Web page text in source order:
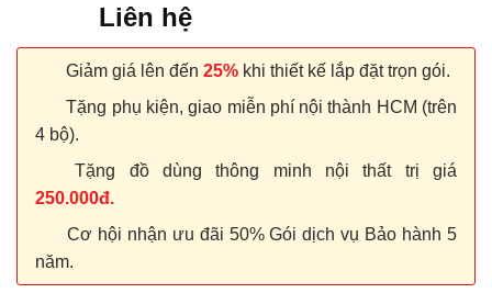
Liên hệ
Giảm giá lên đến 25% khi thiết kế lắp đặt trọn gói.
Tặng phụ kiện, giao miễn phí nội thành HCM (trên
4 bộ).
Tặng đồ dùng thông minh nội thất trị giá
250.000đ.
Cơ hội nhận ưu đãi 50% Gói dịch vụ Bảo hành 5
năm.